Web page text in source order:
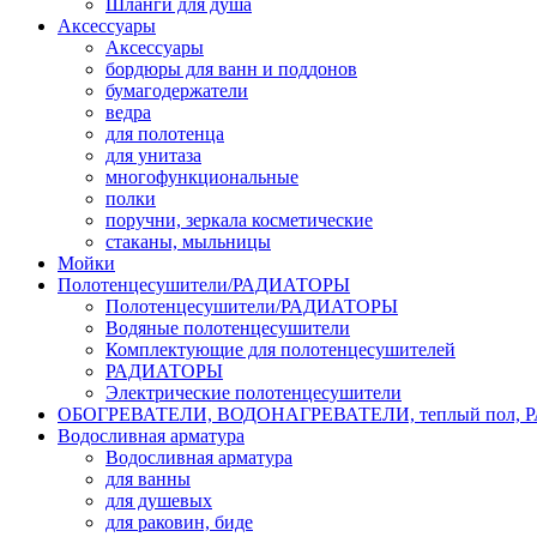
Шланги для душа
Аксессуары
Аксессуары
бордюры для ванн и поддонов
бумагодержатели
ведра
для полотенца
для унитаза
многофункциональные
полки
поручни, зеркала косметические
стаканы, мыльницы
Мойки
Полотенцесушители/РАДИАТОРЫ
Полотенцесушители/РАДИАТОРЫ
Водяные полотенцесушители
Комплектующие для полотенцесушителей
РАДИАТОРЫ
Электрические полотенцесушители
ОБОГРЕВАТЕЛИ, ВОДОНАГРЕВАТЕЛИ, теплый пол,
Водосливная арматура
Водосливная арматура
для ванны
для душевых
для раковин, биде